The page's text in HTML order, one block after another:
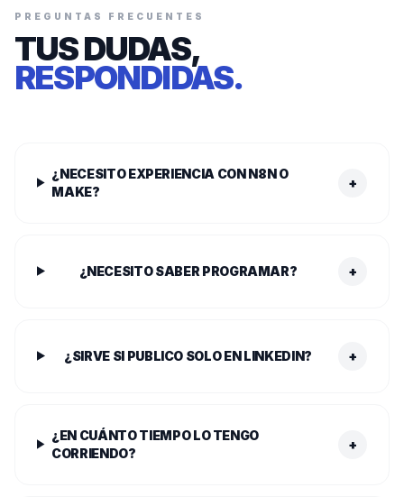
PREGUNTAS FRECUENTES
TUS DUDAS,
RESPONDIDAS.
¿NECESITO EXPERIENCIA CON N8N O
MAKE?
+
¿NECESITO SABER PROGRAMAR? +
¿SIRVE SI PUBLICO SOLO EN LINKEDIN? +
¿EN CUÁNTO TIEMPO LO TENGO
CORRIENDO?
+